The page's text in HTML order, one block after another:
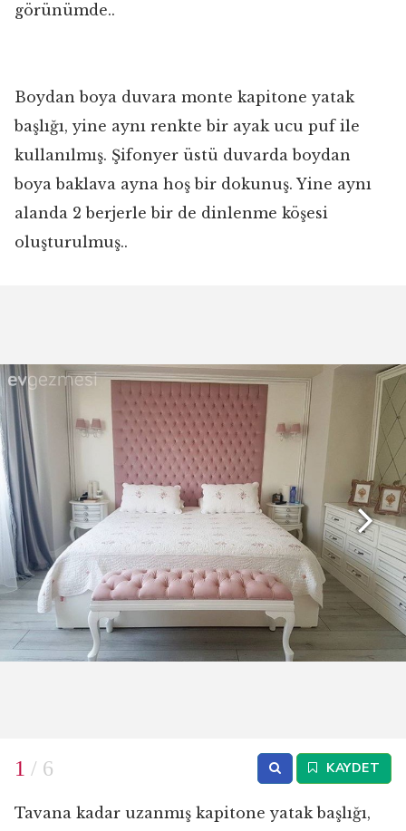
görünümde..
Boydan boya duvara monte kapitone yatak
başlığı, yine aynı renkte bir ayak ucu puf ile
kullanılmış. Şifonyer üstü duvarda boydan
boya baklava ayna hoş bir dokunuş. Yine aynı
alanda 2 berjerle bir de dinlenme köşesi
oluşturulmuş..
1 / 6 KAYDET
Tavana kadar uzanmış kapitone yatak başlığı,